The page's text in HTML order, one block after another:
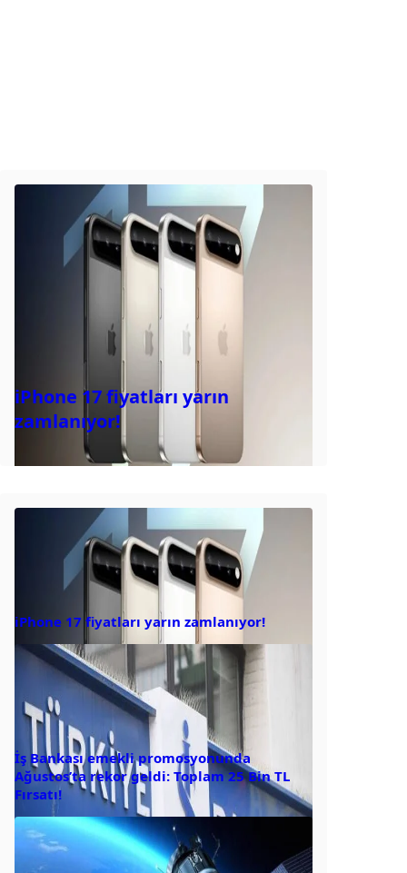
iPhone 17 fiyatları yarın
zamlanıyor!
iPhone 17 fiyatları yarın zamlanıyor!
İş Bankası emekli promosyonunda
Ağustos’ta rekor geldi: Toplam 25 Bin TL
Fırsatı!